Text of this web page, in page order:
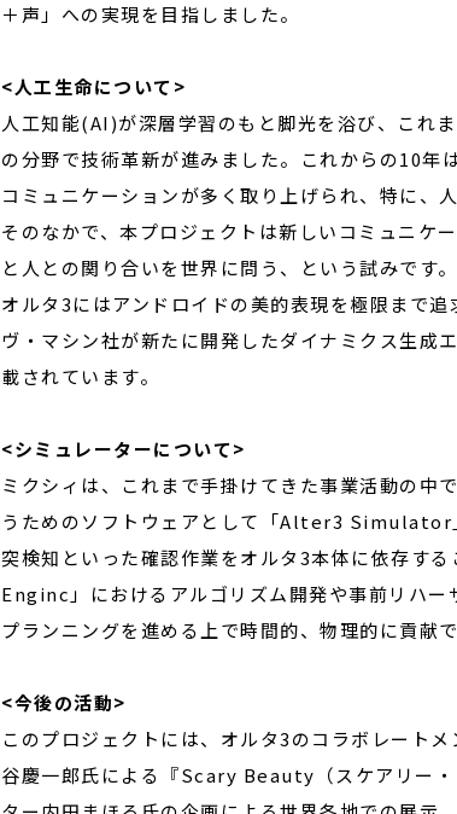
＋声」への実現を目指しました。
<人工生命について>
人工知能(AI)が深層学習のもと脚光を浴び、これ
の分野で技術革新が進みました。これからの10
コミュニケーションが多く取り上げられ、特に、
そのなかで、本プロジェクトは新しいコミュニケ
と人との関り合いを世界に問う、という試みです。
オルタ3にはアンドロイドの美的表現を極限まで
ヴ・マシン社が新たに開発したダイナミクス生
載されています。
<シミュレーターについて>
ミクシィは、これまで手掛けてきた事業活動の中
うためのソフトウェアとして「Alter3 Simulator
突検知といった確認作業をオルタ3本体に依存す
Enginc」におけるアルゴリズム開発や事前リハ
プランニングを進める上で時間的、物理的に貢献
<今後の活動>
このプロジェクトには、オルタ3のコラボレート
谷慶一郎氏による『Scary Beauty（スケアリー